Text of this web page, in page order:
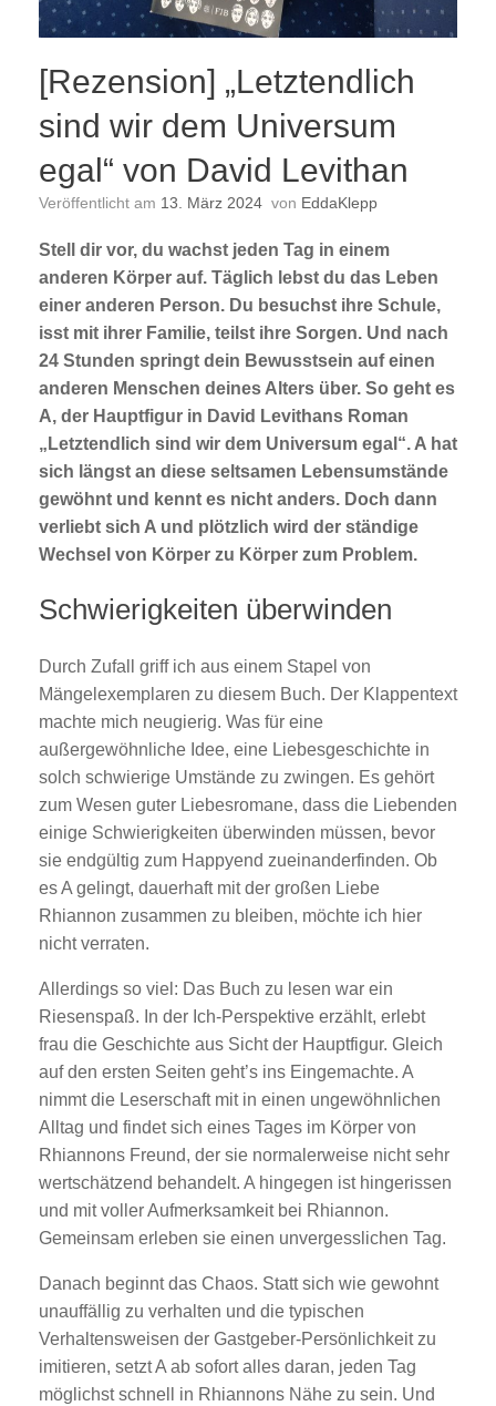
[Rezension] „Letztendlich
sind wir dem Universum
egal“ von David Levithan
Veröffentlicht am 13. März 2024 von EddaKlepp
Stell dir vor, du wachst jeden Tag in einem
anderen Körper auf. Täglich lebst du das Leben
einer anderen Person. Du besuchst ihre Schule,
isst mit ihrer Familie, teilst ihre Sorgen. Und nach
24 Stunden springt dein Bewusstsein auf einen
anderen Menschen deines Alters über. So geht es
A, der Hauptfigur in David Levithans Roman
„Letztendlich sind wir dem Universum egal“. A hat
sich längst an diese seltsamen Lebensumstände
gewöhnt und kennt es nicht anders. Doch dann
verliebt sich A und plötzlich wird der ständige
Wechsel von Körper zu Körper zum Problem.
Schwierigkeiten überwinden
Durch Zufall griff ich aus einem Stapel von
Mängelexemplaren zu diesem Buch. Der Klappentext
machte mich neugierig. Was für eine
außergewöhnliche Idee, eine Liebesgeschichte in
solch schwierige Umstände zu zwingen. Es gehört
zum Wesen guter Liebesromane, dass die Liebenden
einige Schwierigkeiten überwinden müssen, bevor
sie endgültig zum Happyend zueinanderfinden. Ob
es A gelingt, dauerhaft mit der großen Liebe
Rhiannon zusammen zu bleiben, möchte ich hier
nicht verraten.
Allerdings so viel: Das Buch zu lesen war ein
Riesenspaß. In der Ich-Perspektive erzählt, erlebt
frau die Geschichte aus Sicht der Hauptfigur. Gleich
auf den ersten Seiten geht’s ins Eingemachte. A
nimmt die Leserschaft mit in einen ungewöhnlichen
Alltag und findet sich eines Tages im Körper von
Rhiannons Freund, der sie normalerweise nicht sehr
wertschätzend behandelt. A hingegen ist hingerissen
und mit voller Aufmerksamkeit bei Rhiannon.
Gemeinsam erleben sie einen unvergesslichen Tag.
Danach beginnt das Chaos. Statt sich wie gewohnt
unauffällig zu verhalten und die typischen
Verhaltensweisen der Gastgeber-Persönlichkeit zu
imitieren, setzt A ab sofort alles daran, jeden Tag
möglichst schnell in Rhiannons Nähe zu sein. Und